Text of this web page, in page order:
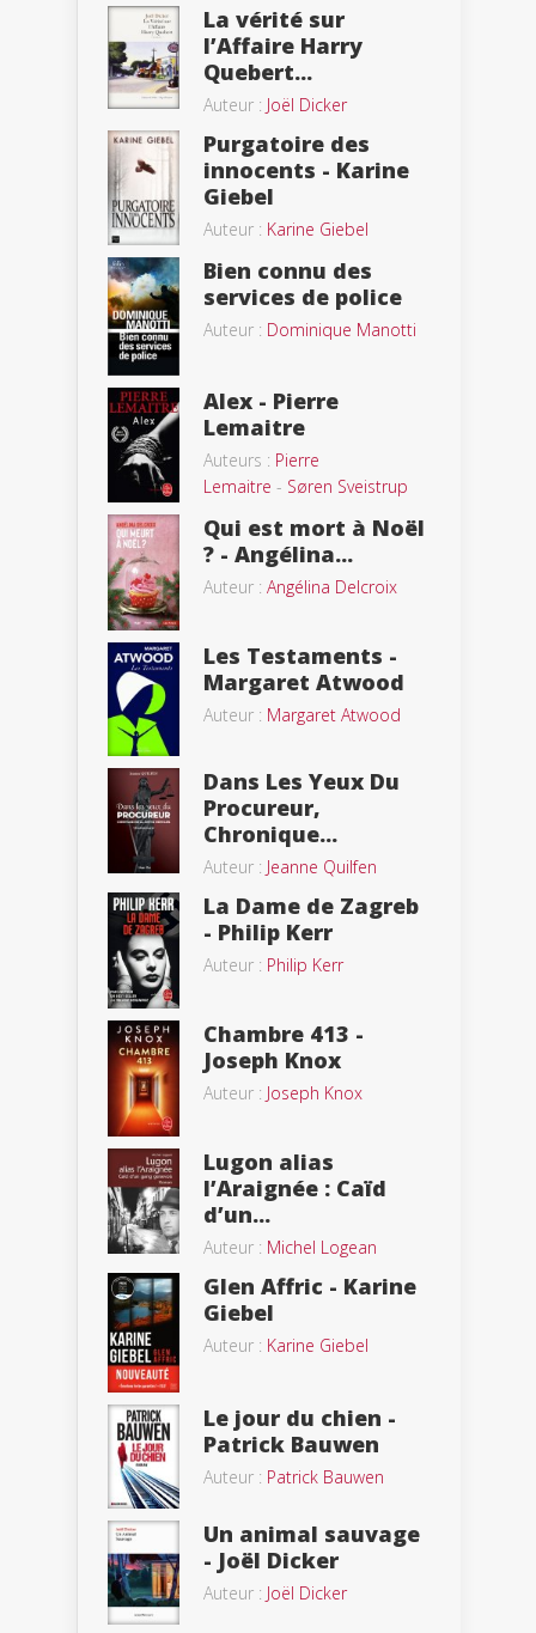
La vérité sur
l’Affaire Harry
Quebert...
Auteur : Joël Dicker
Purgatoire des
innocents - Karine
Giebel
Auteur : Karine Giebel
Bien connu des
services de police
Auteur : Dominique Manotti
Alex - Pierre
Lemaitre
Auteurs : Pierre
Lemaitre - Søren Sveistrup
Qui est mort à Noël
? - Angélina...
Auteur : Angélina Delcroix
Les Testaments -
Margaret Atwood
Auteur : Margaret Atwood
Dans Les Yeux Du
Procureur,
Chronique...
Auteur : Jeanne Quilfen
La Dame de Zagreb
- Philip Kerr
Auteur : Philip Kerr
Chambre 413 -
Joseph Knox
Auteur : Joseph Knox
Lugon alias
l’Araignée : Caïd
d’un...
Auteur : Michel Logean
Glen Affric - Karine
Giebel
Auteur : Karine Giebel
Le jour du chien -
Patrick Bauwen
Auteur : Patrick Bauwen
Un animal sauvage
- Joël Dicker
Auteur : Joël Dicker